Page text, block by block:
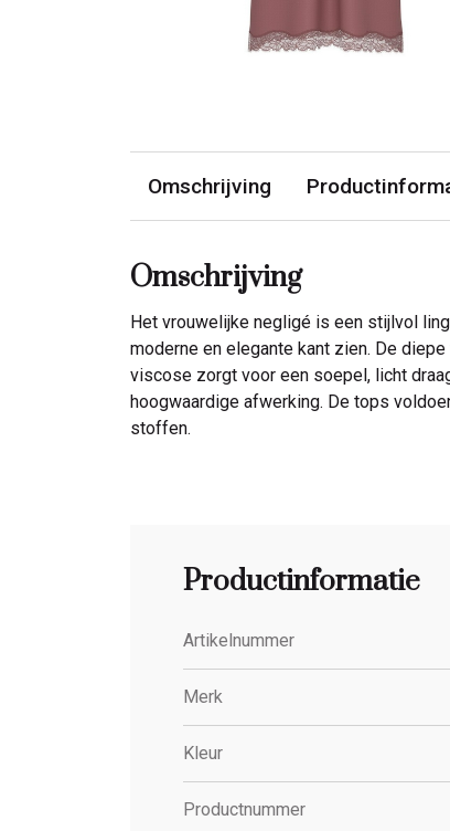
Omschrijving
Omschrijving
Het vrouwelijke negligé is een stijlvol
moderne en elegante kant zien. De
viscose zorgt voor een soepel, licht
hoogwaardige afwerking. De tops
stoffen.
Productinformatie
Artikelnummer
Merk
Kleur
Productnummer